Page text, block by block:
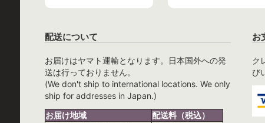
配送について
お届けはヤマト運輸となります。日本国外への発
送は行っておりません。
(We don't ship to international locations. We only
ship for addresses in Japan.)
お届け地域
配送料（税込）
お
ク
び